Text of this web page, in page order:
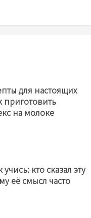
для настоящих
приготовить
на молоке
кто сказал эту
её смысл часто